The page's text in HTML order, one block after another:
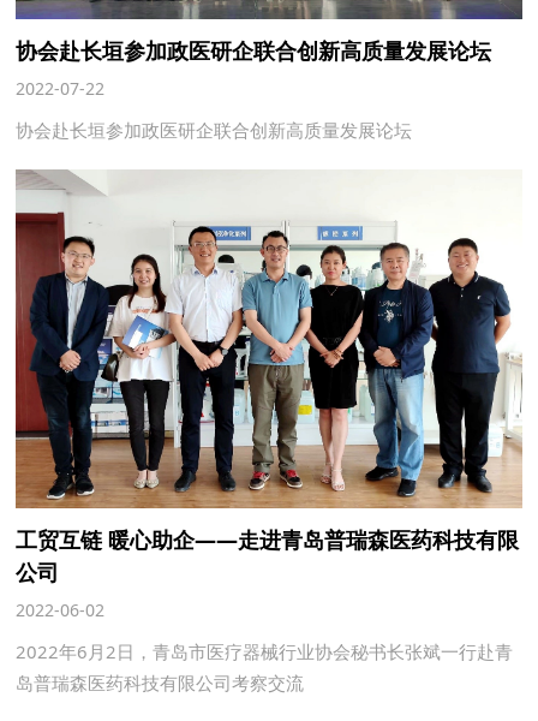
协会赴长垣参加政医研企联合创新高质量发展论坛
2022-07-22
协会赴长垣参加政医研企联合创新高质量发展论坛
工贸互链 暖心助企——走进青岛普瑞森医药科技有限
公司
2022-06-02
2022年6月2日，青岛市医疗器械行业协会秘书长张斌一行赴青
岛普瑞森医药科技有限公司考察交流